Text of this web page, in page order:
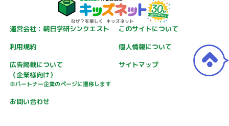
運営会社：朝日学研シンクエスト
このサイトについて
利用規約
個人情報について
広告掲載について
（企業様向け）
※パートナー企業のページに遷移します
サイトマップ
お問い合わせ